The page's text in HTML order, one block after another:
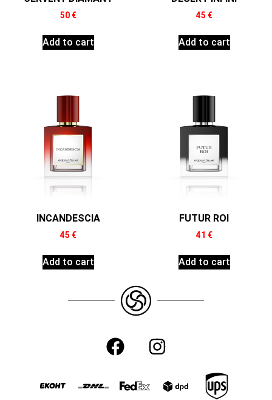
50 €
Add to cart
45 €
Add to cart
INCANDESCIA
45 €
Add to cart
FUTUR ROI
41 €
Add to cart